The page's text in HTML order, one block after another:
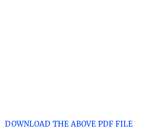
DOWNLOAD THE ABOVE PDF FILE